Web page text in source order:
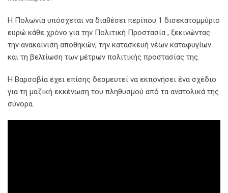
Η Πολωνία υπόσχεται να διαθέσει περίπου 1 δισεκατομμύριο
ευρώ κάθε χρόνο για την Πολιτική Προστασία , ξεκινώντας
την ανακαίνιση αποθηκών, την κατασκευή νέων καταφυγίων
και τη βελτίωση των μέτρων πολιτικής προστασίας της.
Η Βαρσοβία έχει επίσης δεσμευτεί να εκπονήσει ένα σχέδιο
για τη μαζική εκκένωση του πληθυσμού από τα ανατολικά της
σύνορα.